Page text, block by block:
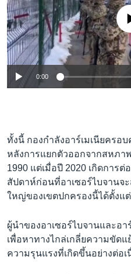
No media
0:00
ทั้งนี้ กองกำลังอาร์เมเนียครอ
หลังการแยกตัวออกจากสหภา
1990 แต่เมื่อปี 2020 เกิดการต่
สัปดาห์ก่อนที่อาเซอร์ไบจานจ
ใหญ่ของเขตปกครองนี้ได้ตั้งแ
ผู้นำของอาเซอร์ไบจานและอ
เพื่อหาทางไกล่เกลี่ยความขัดแ
ความรุนแรงที่เกิดขึ้นอย่างต่อ